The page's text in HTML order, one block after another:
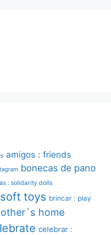
amigos : friends
bonecas de pano
: solidarity dolls
toys brincar : play
home
celebrar :